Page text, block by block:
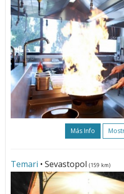
Más Info
Temari • Sevastopol (159 km)